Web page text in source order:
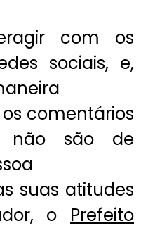
com os
sociais, e,
comentários
não são de
suas atitudes
o Prefeito